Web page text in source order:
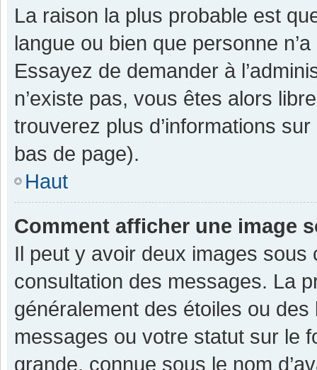
La raison la plus probable est
langue ou bien que personne
Essayez de demander à
n’existe pas, vous êtes alors
trouverez plus d’informations
bas de page).
Haut
Comment afficher une image
Il peut y avoir deux images sous
consultation des messages. La
généralement des étoiles ou
messages ou votre statut sur le
grande, connue sous le nom